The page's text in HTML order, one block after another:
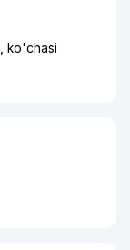
ko'chasi